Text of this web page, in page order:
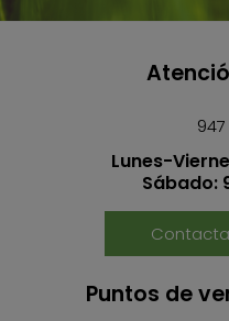
Lunes-
Sábado:
Puntos de